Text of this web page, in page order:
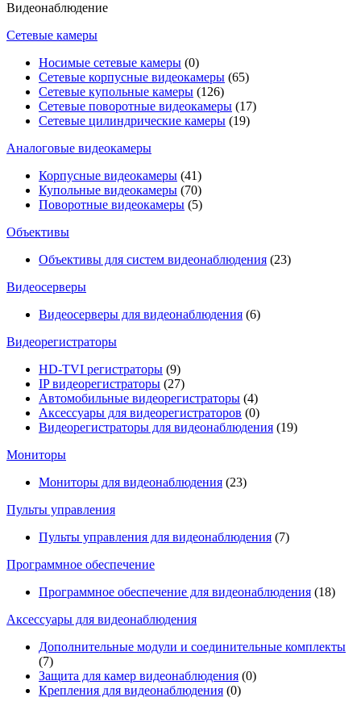
Видеонаблюдение
Сетевые камеры
Носимые сетевые камеры (0)
Сетевые корпусные видеокамеры (65)
Сетевые купольные камеры (126)
Сетевые поворотные видеокамеры (17)
Сетевые цилиндрические камеры (19)
Аналоговые видеокамеры
Корпусные видеокамеры (41)
Купольные видеокамеры (70)
Поворотные видеокамеры (5)
Объективы
Объективы для систем видеонаблюдения (23)
Видеосерверы
Видеосерверы для видеонаблюдения (6)
Видеорегистраторы
HD-TVI регистраторы (9)
IP видеорегистраторы (27)
Автомобильные видеорегистраторы (4)
Аксессуары для видеорегистраторов (0)
Видеорегистраторы для видеонаблюдения (19)
Мониторы
Мониторы для видеонаблюдения (23)
Пульты управления
Пульты управления для видеонаблюдения (7)
Программное обеспечение
Программное обеспечение для видеонаблюдения (18)
Аксессуары для видеонаблюдения
Дополнительные модули и соединительные комплекты
(7)
Защита для камер видеонаблюдения (0)
Крепления для видеонаблюдения (0)